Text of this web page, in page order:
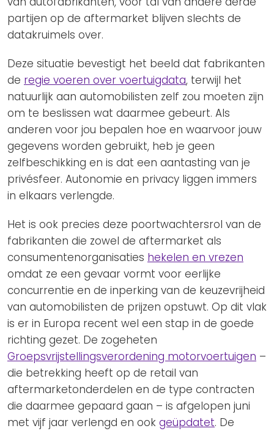
partijen op de aftermarket blijven slechts de
datakruimels over.
Deze situatie bevestigt het beeld dat fabrikanten
de regie voeren over voertuigdata, terwijl het
natuurlijk aan automobilisten zelf zou moeten zijn
om te beslissen wat daarmee gebeurt. Als
anderen voor jou bepalen hoe en waarvoor jouw
gegevens worden gebruikt, heb je geen
zelfbeschikking en is dat een aantasting van je
privésfeer. Autonomie en privacy liggen immers
in elkaars verlengde.
Het is ook precies deze poortwachtersrol van de
fabrikanten die zowel de aftermarket als
consumentenorganisaties hekelen en vrezen
omdat ze een gevaar vormt voor eerlijke
concurrentie en de inperking van de keuzevrijheid
van automobilisten de prijzen opstuwt. Op dit vlak
is er in Europa recent wel een stap in de goede
richting gezet. De zogeheten
Groepsvrijstellingsverordening motorvoertuigen –
die betrekking heeft op de retail van
aftermarketonderdelen en de type contracten
die daarmee gepaard gaan – is afgelopen juni
met vijf jaar verlengd en ook geüpdatet. De